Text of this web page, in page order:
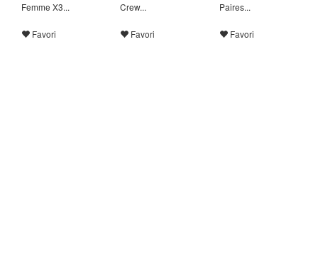
Femme X3...
Favori
Crew...
Favori
Paires...
Favori